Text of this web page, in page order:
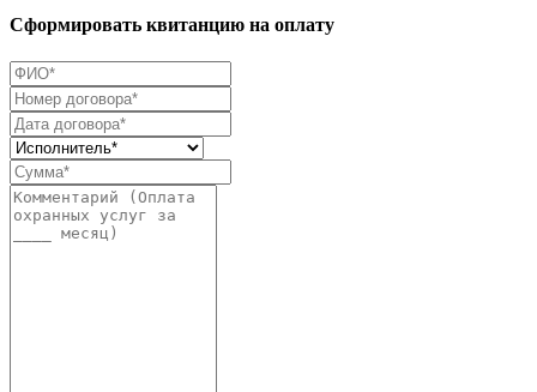
Сформировать квитанцию на оплату